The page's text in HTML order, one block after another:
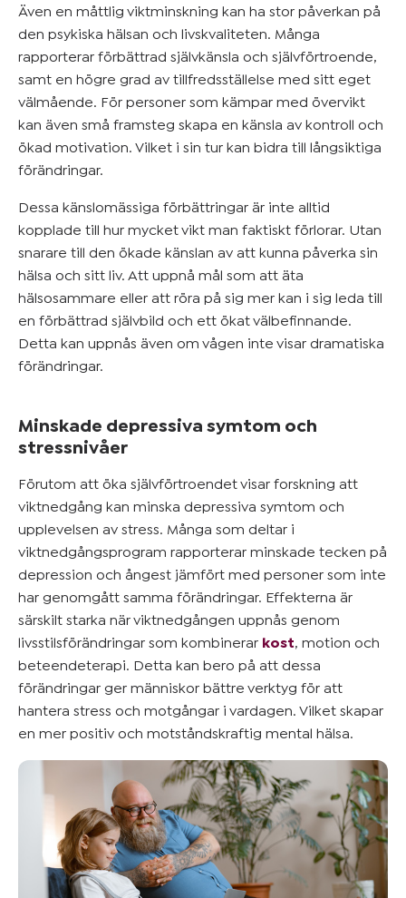
Även en måttlig viktminskning kan ha stor påverkan på
den psykiska hälsan och livskvaliteten. Många
rapporterar förbättrad självkänsla och självförtroende,
samt en högre grad av tillfredsställelse med sitt eget
välmående. För personer som kämpar med övervikt
kan även små framsteg skapa en känsla av kontroll och
ökad motivation. Vilket i sin tur kan bidra till långsiktiga
förändringar.
Dessa känslomässiga förbättringar är inte alltid
kopplade till hur mycket vikt man faktiskt förlorar. Utan
snarare till den ökade känslan av att kunna påverka sin
hälsa och sitt liv. Att uppnå mål som att äta
hälsosammare eller att röra på sig mer kan i sig leda till
en förbättrad självbild och ett ökat välbefinnande.
Detta kan uppnås även om vågen inte visar dramatiska
förändringar.
Minskade depressiva symtom och
stressnivåer
Förutom att öka självförtroendet visar forskning att
viktnedgång kan minska depressiva symtom och
upplevelsen av stress. Många som deltar i
viktnedgångsprogram rapporterar minskade tecken på
depression och ångest jämfört med personer som inte
har genomgått samma förändringar. Effekterna är
särskilt starka när viktnedgången uppnås genom
livsstilsförändringar som kombinerar kost, motion och
beteendeterapi. Detta kan bero på att dessa
förändringar ger människor bättre verktyg för att
hantera stress och motgångar i vardagen. Vilket skapar
en mer positiv och motståndskraftig mental hälsa.